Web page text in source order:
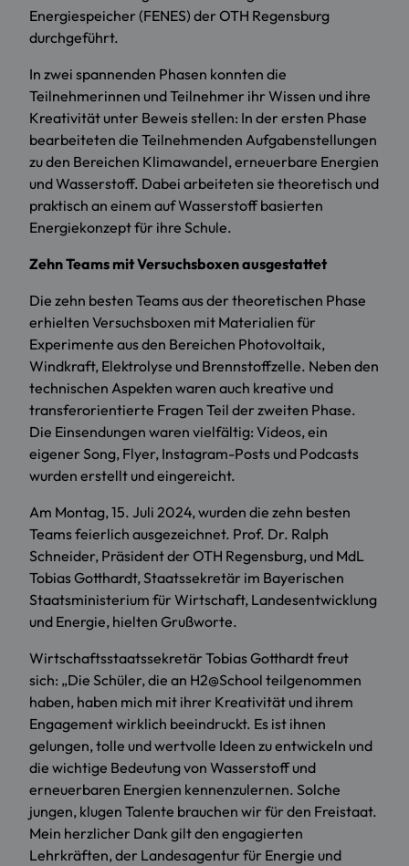
Energiespeicher (FENES) der OTH Regensburg
durchgeführt.
In zwei spannenden Phasen konnten die
Teilnehmerinnen und Teilnehmer ihr Wissen und ihre
Kreativität unter Beweis stellen: In der ersten Phase
bearbeiteten die Teilnehmenden Aufgabenstellungen
zu den Bereichen Klimawandel, erneuerbare Energien
und Wasserstoff. Dabei arbeiteten sie theoretisch und
praktisch an einem auf Wasserstoff basierten
Energiekonzept für ihre Schule.
Zehn Teams mit Versuchsboxen ausgestattet
Die zehn besten Teams aus der theoretischen Phase
erhielten Versuchsboxen mit Materialien für
Experimente aus den Bereichen Photovoltaik,
Windkraft, Elektrolyse und Brennstoffzelle. Neben den
technischen Aspekten waren auch kreative und
transferorientierte Fragen Teil der zweiten Phase.
Die Einsendungen waren vielfältig: Videos, ein
eigener Song, Flyer, Instagram-Posts und Podcasts
wurden erstellt und eingereicht.
Am Montag, 15. Juli 2024, wurden die zehn besten
Teams feierlich ausgezeichnet. Prof. Dr. Ralph
Schneider, Präsident der OTH Regensburg, und MdL
Tobias Gotthardt, Staatssekretär im Bayerischen
Staatsministerium für Wirtschaft, Landesentwicklung
und Energie, hielten Grußworte.
Wirtschaftsstaatssekretär Tobias Gotthardt freut
sich: „Die Schüler, die an H2@School teilgenommen
haben, haben mich mit ihrer Kreativität und ihrem
Engagement wirklich beeindruckt. Es ist ihnen
gelungen, tolle und wertvolle Ideen zu entwickeln und
die wichtige Bedeutung von Wasserstoff und
erneuerbaren Energien kennenzulernen. Solche
jungen, klugen Talente brauchen wir für den Freistaat.
Mein herzlicher Dank gilt den engagierten
Lehrkräften, der Landesagentur für Energie und